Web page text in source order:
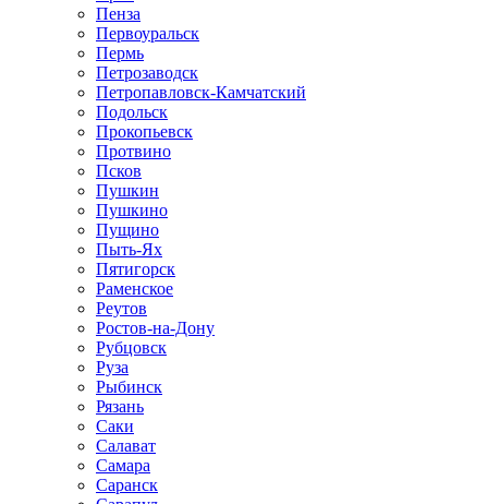
Пенза
Первоуральск
Пермь
Петрозаводск
Петропавловск-Камчатский
Подольск
Прокопьевск
Протвино
Псков
Пушкин
Пушкино
Пущино
Пыть-Ях
Пятигорск
Раменское
Реутов
Ростов-на-Дону
Рубцовск
Руза
Рыбинск
Рязань
Саки
Салават
Самара
Саранск